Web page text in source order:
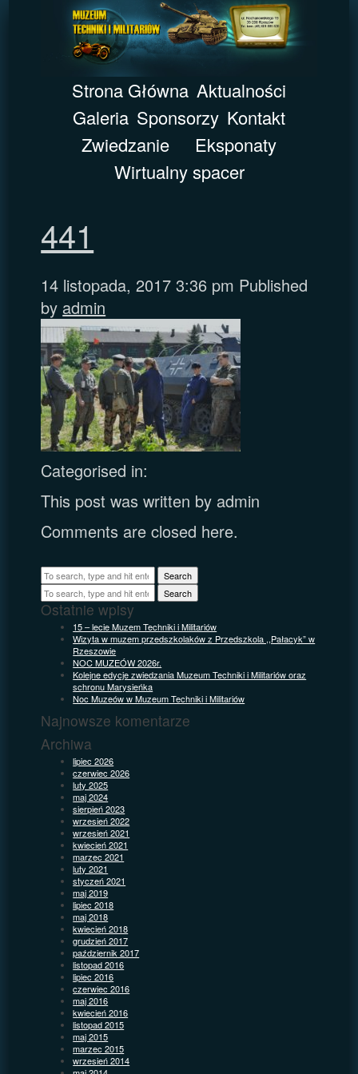
Strona Główna Aktualności
Galeria Sponsorzy Kontakt
Zwiedzanie
Eksponaty
Wirtualny spacer
441
14 listopada, 2017 3:36 pm Published
by admin
Categorised in:
This post was written by admin
Comments are closed here.
Search
Search
Ostatnie wpisy
15 – lecie Muzem Techniki i Militariów
Wizyta w muzem przedszkolaków z Przedszkola ,,Pałacyk” w
Rzeszowie
NOC MUZEÓW 2026r.
Kolejne edycje zwiedzania Muzeum Techniki i Militariów oraz
schronu Marysieńka
Noc Muzeów w Muzeum Techniki i Militariów
Najnowsze komentarze
Archiwa
lipiec 2026
czerwiec 2026
luty 2025
maj 2024
sierpień 2023
wrzesień 2022
wrzesień 2021
kwiecień 2021
marzec 2021
luty 2021
styczeń 2021
maj 2019
lipiec 2018
maj 2018
kwiecień 2018
grudzień 2017
październik 2017
listopad 2016
lipiec 2016
czerwiec 2016
maj 2016
kwiecień 2016
listopad 2015
maj 2015
marzec 2015
wrzesień 2014